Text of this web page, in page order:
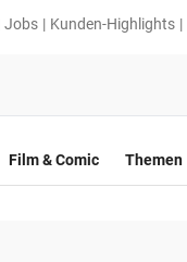
Jobs Kunden-Highlights
Film & Comic Themen